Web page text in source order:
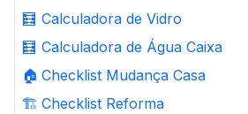
🧮 Calculadora de Vidro
🧮 Calculadora de Água Caixa
🏠 Checklist Mudança Casa
🏗️ Checklist Reforma